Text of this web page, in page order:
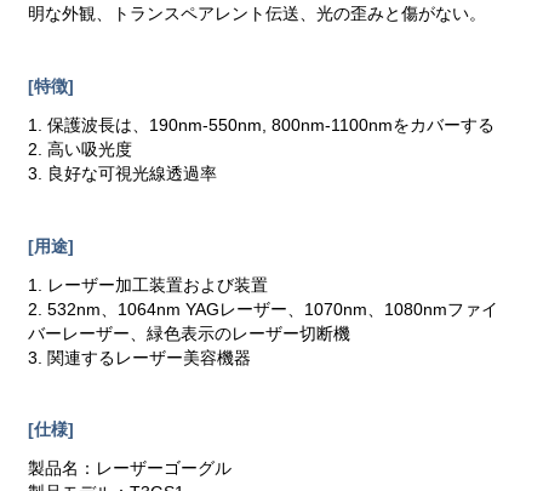
明な外観、トランスペアレント伝送、光の歪みと傷がない。
[特徴]
1. 保護波長は、190nm-550nm, 800nm-1100nmをカバーする
2. 高い吸光度
3. 良好な可視光線透過率
[用途]
1. レーザー加工装置および装置
2. 532nm、1064nm YAGレーザー、1070nm、1080nmファイ
バーレーザー、緑色表示のレーザー切断機
3. 関連するレーザー美容機器
[仕様]
製品名：レーザーゴーグル